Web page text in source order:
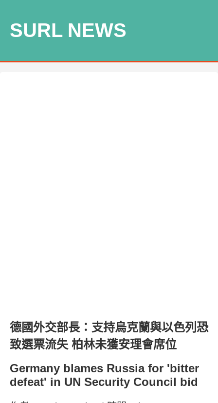
SURL NEWS
德國外交部長：支持烏克蘭與以色列恐
致選票流失 柏林未獲安理會席位
Germany blames Russia for 'bitter
defeat' in UN Security Council bid